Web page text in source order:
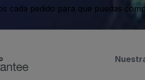
cada pedido para que puedas